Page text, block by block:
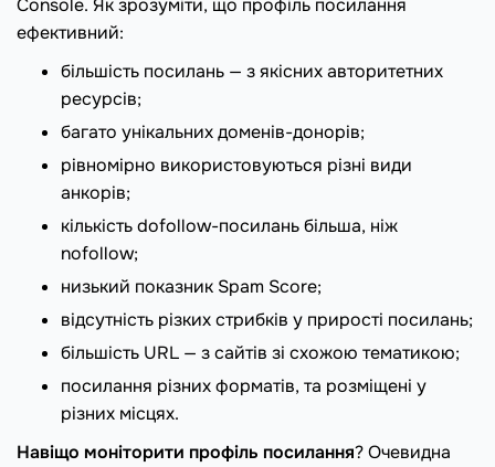
Console. Як зрозуміти, що профіль посилання
ефективний:
більшість посилань — з якісних авторитетних
ресурсів;
багато унікальних доменів-донорів;
рівномірно використовуються різні види
анкорів;
кількість dofollow-посилань більша, ніж
nofollow;
низький показник Spam Score;
відсутність різких стрибків у прирості посилань;
більшість URL — з сайтів зі схожою тематикою;
посилання різних форматів, та розміщені у
різних місцях.
Навіщо моніторити профіль посилання? Очевидна